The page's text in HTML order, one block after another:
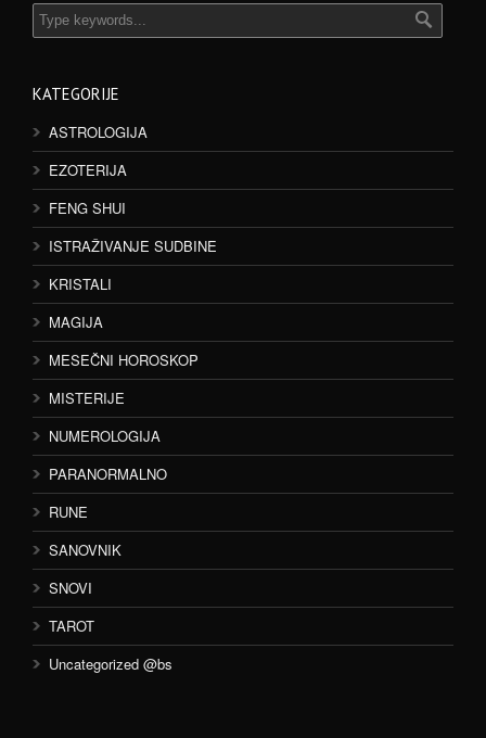
KATEGORIJE
ASTROLOGIJA
EZOTERIJA
FENG SHUI
ISTRAŽIVANJE SUDBINE
KRISTALI
MAGIJA
MESEČNI HOROSKOP
MISTERIJE
NUMEROLOGIJA
PARANORMALNO
RUNE
SANOVNIK
SNOVI
TAROT
Uncategorized @bs